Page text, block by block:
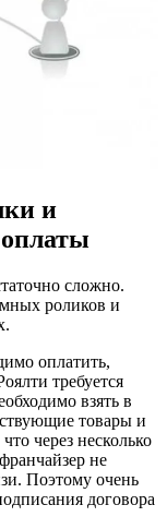
и
сложно.
роликов и
оплатить,
требуется
взять в
товары и
через несколько
не
Поэтому очень
договора